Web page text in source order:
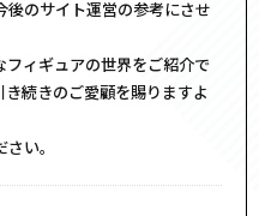
のサイト運営の参考にさせ
フィギュアの世界をご紹介で
続きのご愛顧を賜りますよ
い。